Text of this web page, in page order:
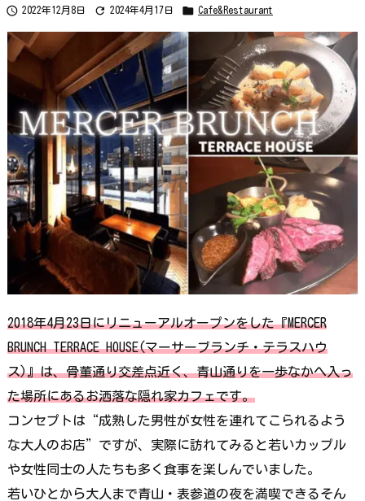
 2022年12月8日  2024年4月17日  Cafe&Restaurant
2018年4月23日にリニューアルオープンをした『MERCER
BRUNCH TERRACE HOUSE(マーサーブランチ・テラスハウ
ス)』は、骨董通り交差点近く、青山通りを一歩なかへ入っ
た場所にあるお洒落な隠れ家カフェです。
コンセプトは“成熟した男性が女性を連れてこられるよう
な大人のお店”ですが、実際に訪れてみると若いカップル
や女性同士の人たちも多く食事を楽しんでいました。
若いひとから大人まで青山・表参道の夜を満喫できるそん